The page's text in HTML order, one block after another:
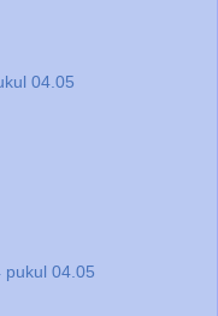
04.05
pukul 04.05